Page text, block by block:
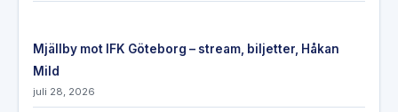
Mjällby mot IFK Göteborg – stream, biljetter, Håkan
Mild
juli 28, 2026